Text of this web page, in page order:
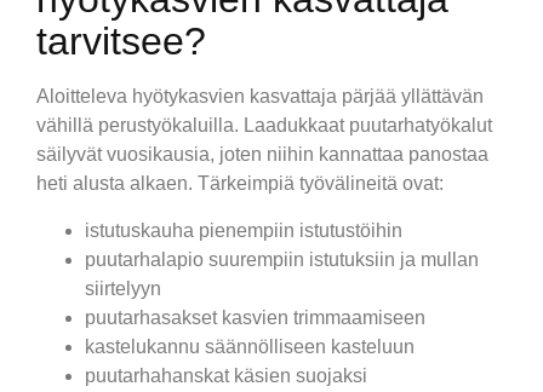
tarvitsee?
Aloitteleva hyötykasvien kasvattaja pärjää yllättävän
vähillä perustyökaluilla. Laadukkaat puutarhatyökalut
säilyvät vuosikausia, joten niihin kannattaa panostaa
heti alusta alkaen. Tärkeimpiä työvälineitä ovat:
istutuskauha pienempiin istutustöihin
puutarhalapio suurempiin istutuksiin ja mullan
siirtelyyn
puutarhasakset kasvien trimmaamiseen
kastelukannu säännölliseen kasteluun
puutarhahanskat käsien suojaksi